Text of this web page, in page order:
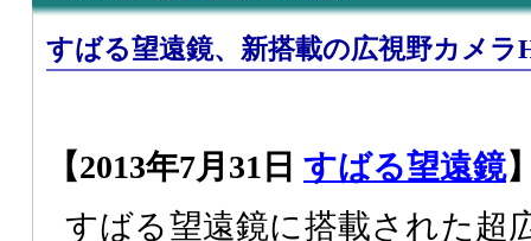
すばる望遠鏡、新搭載の広視野カメ
【2013年7月31日 すばる望遠鏡
すばる望遠鏡に搭載された超